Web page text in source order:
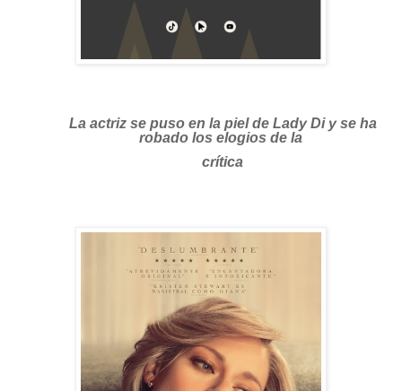
La actriz se puso en la piel de Lady Di y se ha
robado los elogios de la
crítica